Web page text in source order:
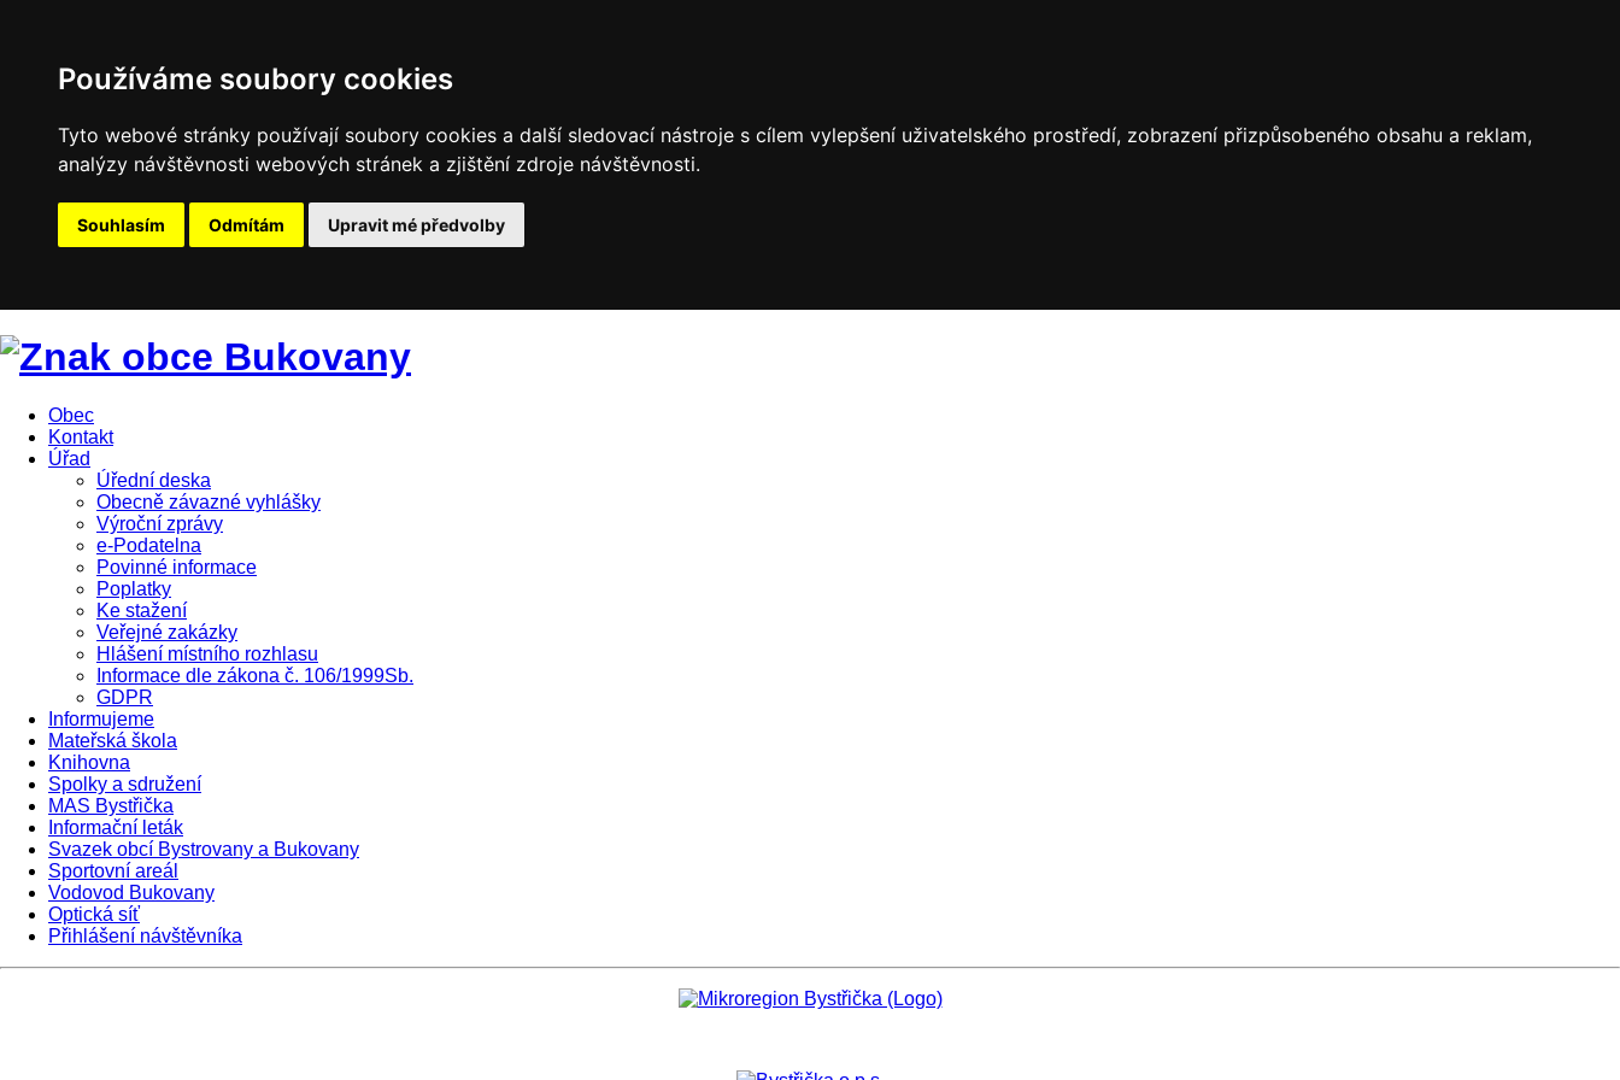
Používáme soubory cookies
Tyto webové stránky používají soubory cookies a další sledovací nástroje s cílem vylepšení uživatelského prostředí, zobrazení přizpůsobeného obsahu a reklam,
analýzy návštěvnosti webových stránek a zjištění zdroje návštěvnosti.
Souhlasím Odmítám Upravit mé předvolby
Obec
Kontakt
Úřad
Úřední deska
Obecně závazné vyhlášky
Výroční zprávy
e-Podatelna
Povinné informace
Poplatky
Ke stažení
Veřejné zakázky
Hlášení místního rozhlasu
Informace dle zákona č. 106/1999Sb.
GDPR
Informujeme
Mateřská škola
Knihovna
Spolky a sdružení
MAS Bystřička
Informační leták
Svazek obcí Bystrovany a Bukovany
Sportovní areál
Vodovod Bukovany
Optická síť
Přihlášení návštěvníka